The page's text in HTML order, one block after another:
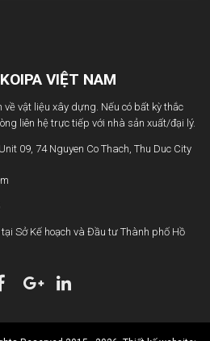
VIỆT NAM
vật liệu xây dựng. Nếu có bất kỳ thắc
liên hệ trực tiếp với nhà sản xuất/đại lý.
09, 74 Nguyen Co Thach, Thu Duc City
Sở Kế hoạch và Đầu tư Thành phố Hồ